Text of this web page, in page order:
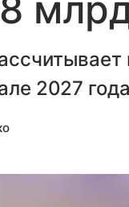
2027